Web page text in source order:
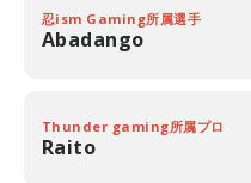
忍ism Gaming所属選手
Abadango
Thunder gaming所属プロ
Raito